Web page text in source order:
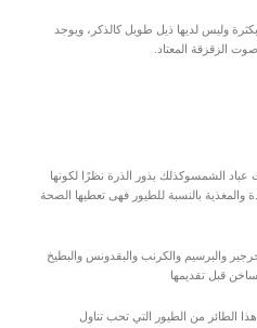
وليس لديها ذيل طويل كالذكر، ويوجد
الزقزقة المعتاد.
عباد الشمسوكذلك بذور الذرة نظرًا لكونها
والمغذية بالنسبة للطيور فهى تعطيها الصحة
والبرسيم والكرنب والبقدونس والبطيخ
قبل تقديمها
الطائر من الطيور التي تحب تناول